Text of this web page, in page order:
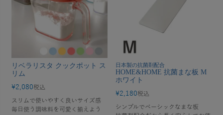
リベラリスタ クックポット ス
リム
¥2,080税込
スリムで使いやすく良いサイズ感
毎日使う調味料を可愛く揃えよう
日本製の抗菌剤配合
HOME&HOME 抗菌まな板 M
ホワイト
¥2,180税込
シンプルでベーシックなまな板